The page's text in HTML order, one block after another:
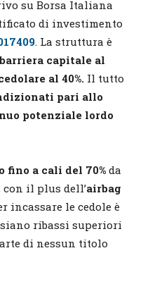
su Borsa Italiana
di investimento
. La struttura è
barriera capitale al
al 40%. Il tutto
pari allo
potenziale lordo
fino a cali del 70% da
il plus dell’airbag
incassare le cedole è
ribassi superiori
di nessun titolo